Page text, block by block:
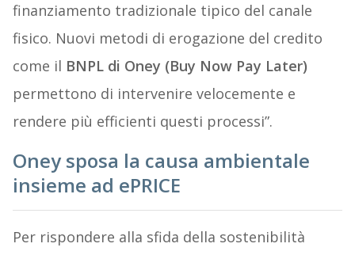
finanziamento tradizionale tipico del canale
fisico. Nuovi metodi di erogazione del credito
come il BNPL di Oney (Buy Now Pay Later)
permettono di intervenire velocemente e
rendere più efficienti questi processi”.
Oney sposa la causa ambientale
insieme ad ePRICE
Per rispondere alla sfida della sostenibilità